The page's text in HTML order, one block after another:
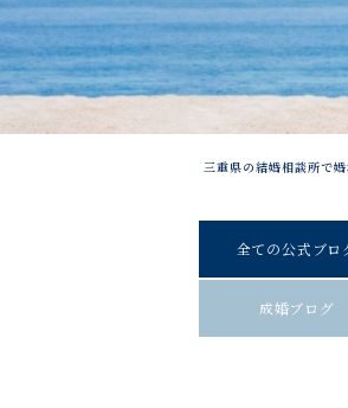
三重県の結婚相談所で
全ての公式ブロ
成婚ブログ